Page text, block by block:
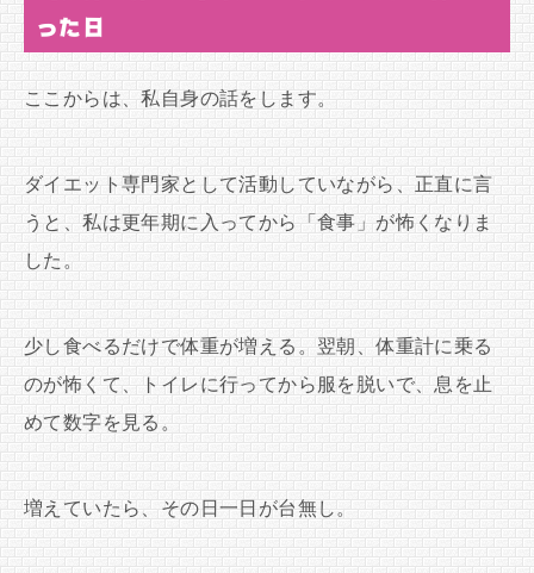
った日
ここからは、私自身の話をします。
ダイエット専門家として活動していながら、正直に言
うと、私は更年期に入ってから「食事」が怖くなりま
した。
少し食べるだけで体重が増える。翌朝、体重計に乗る
のが怖くて、トイレに行ってから服を脱いで、息を止
めて数字を見る。
増えていたら、その日一日が台無し。